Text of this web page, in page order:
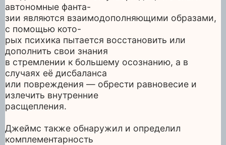
автономные фанта-
зии являются взаимодополняющими образами,
с помощью кото-
рых психика пытается восстановить или
дополнить свои знания
в стремлении к большему осознанию, а в
случаях её дисбаланса
или повреждения — обрести равновесие и
излечить внутренние
расщепления.
Джеймс также обнаружил и определил
комплементарность